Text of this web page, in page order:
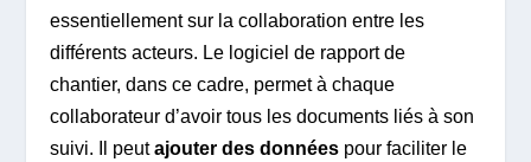
essentiellement sur la collaboration entre les
différents acteurs. Le logiciel de rapport de
chantier, dans ce cadre, permet à chaque
collaborateur d’avoir tous les documents liés à son
suivi. Il peutajouter des données pour faciliter le